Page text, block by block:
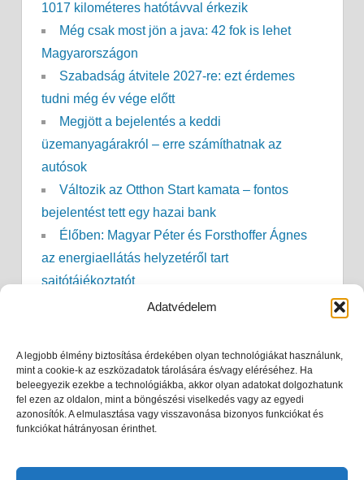
Adatvédelem
A legjobb élmény biztosítása érdekében olyan technológiákat használunk,
mint a cookie-k az eszközadatok tárolására és/vagy eléréséhez. Ha
beleegyezik ezekbe a technológiákba, akkor olyan adatokat dolgozhatunk
fel ezen az oldalon, mint a böngészési viselkedés vagy az egyedi
azonosítók. A elmulasztása vagy visszavonása bizonyos funkciókat és
funkciókat hátrányosan érinthet.
1017 kilométeres hatótávval érkezik
Még csak most jön a java: 42 fok is lehet
Magyarországon
Szabadság átvitele 2027-re: ezt érdemes
tudni még év vége előtt
Megjött a bejelentés a keddi
üzemanyagárakról – erre számíthatnak az
autósok
Változik az Otthon Start kamata – fontos
bejelentést tett egy hazai bank
Élőben: Magyar Péter és Forsthoffer Ágnes
az energiaellátás helyzetéről tart
sajtótájékoztatót
Fordulat jöhet: szeptemberre halasztanák az
Sokan vártak erre: augusztus 6-tól visszatér a
Lidl nagy kedvence
Magyar Péter: jó hír érkezett a Paksi
Atomerőműből